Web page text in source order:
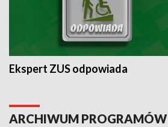
Ekspert ZUS odpowiada
ARCHIWUM PROGRAMÓW